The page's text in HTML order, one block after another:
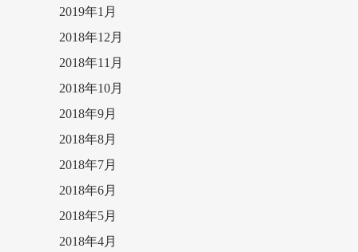
2019年1月
2018年12月
2018年11月
2018年10月
2018年9月
2018年8月
2018年7月
2018年6月
2018年5月
2018年4月